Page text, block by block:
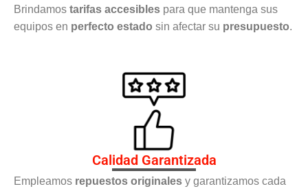
Brindamos tarifas accesibles para que mantenga sus
equipos en perfecto estado sin afectar su presupuesto.
Calidad Garantizada
Empleamos repuestos originales y garantizamos cada